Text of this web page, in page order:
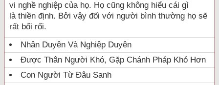
vi nghề nghiệp của họ. Họ cũng không hiểu cái gì
là thiền định. Bởi vậy đối với người bình thường họ sẽ
rất bối rối.
Nhân Duyên Và Nghiệp Duyên
Được Thân Người Khó, Gặp Chánh Pháp Khó Hơn
Con Người Từ Đâu Sanh